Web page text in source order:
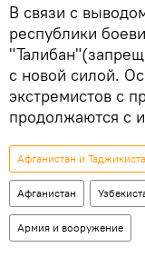
В связи с
республики
с новой силой.
экстремистов с
продолжаются с
Афганистан и
Афганистан
Армия и вооружение